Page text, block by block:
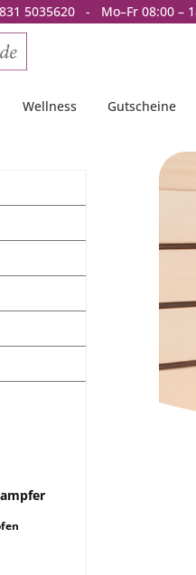
springen
5035620 - Mo–Fr 08:00 –
Wellness Gutscheine